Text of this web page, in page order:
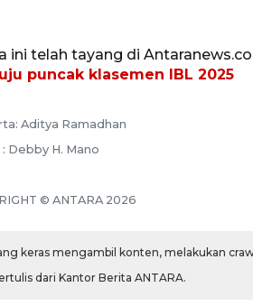
ini telah tayang di
puncak klasemen IBL 2025
Aditya Ramadhan
Debby H. Mano
© ANTARA 2026
keras mengambil konten, melakukan
dari Kantor Berita ANTARA.